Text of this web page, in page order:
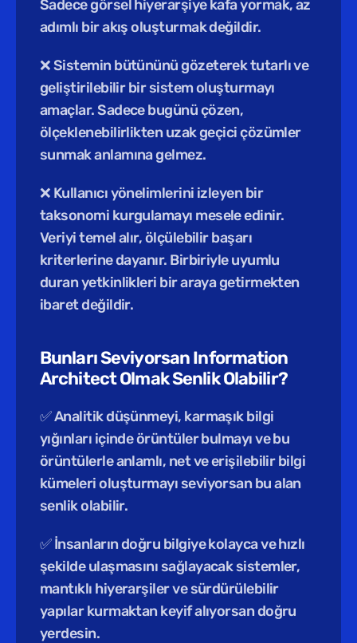
Sadece görsel hiyerarşiye kafa yormak, az
adımlı bir akış oluşturmak değildir.
❌ Sistemin bütününü gözeterek tutarlı ve
geliştirilebilir bir sistem oluşturmayı
amaçlar. Sadece bugünü çözen,
ölçeklenebilirlikten uzak geçici çözümler
sunmak anlamına gelmez.
❌ Kullanıcı yönelimlerini izleyen bir
taksonomi kurgulamayı mesele edinir.
Veriyi temel alır, ölçülebilir başarı
kriterlerine dayanır. Birbiriyle uyumlu
duran yetkinlikleri bir araya getirmekten
ibaret değildir.
Bunları Seviyorsan Information
Architect Olmak Senlik Olabilir?
✅ Analitik düşünmeyi, karmaşık bilgi
yığınları içinde örüntüler bulmayı ve bu
örüntülerle anlamlı, net ve erişilebilir bilgi
kümeleri oluşturmayı seviyorsan bu alan
senlik olabilir.
✅ İnsanların doğru bilgiye kolayca ve hızlı
şekilde ulaşmasını sağlayacak sistemler,
mantıklı hiyerarşiler ve sürdürülebilir
yapılar kurmaktan keyif alıyorsan doğru
yerdesin.